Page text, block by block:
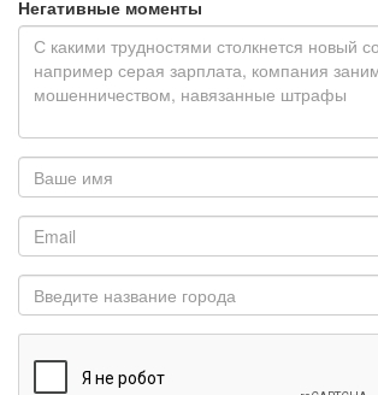
Негативные моменты